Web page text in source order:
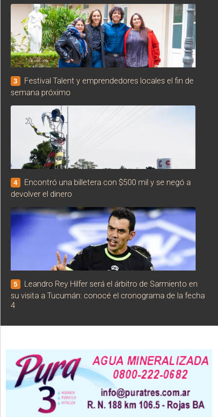
3
Festival Talent y emprendedores locales el fin de
semana próximo
4
Encontró una billetera con $500 mil y se negó a
devolver el dinero
5
Leandro Rey Hilfer será el árbitro de Sarmiento en
su visita a Tucumán: conocé el cronograma de la fecha
4